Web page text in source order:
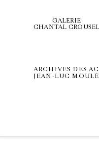
GALERIE
CHANTAL CROUSEL
ARCHIVES DES
JEAN-LUC